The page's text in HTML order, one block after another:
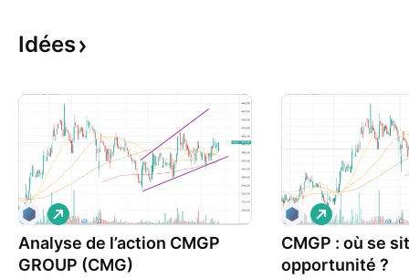
Idées
Analyse de l’action CMGP
GROUP (CMG)
L
o
n
g
CMGP : où se
opportunité ?
L
o
n